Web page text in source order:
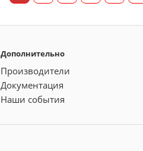
Дополнительно
Производители
Документация
Наши события